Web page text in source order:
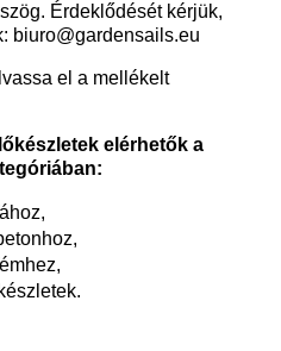
Érdeklődését kérjük,
biuro@gardensails.eu
el a mellékelt
elérhetők a